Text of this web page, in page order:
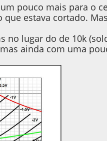
pouco mais para o
estava cortado.
no lugar do de 10k
ainda com uma